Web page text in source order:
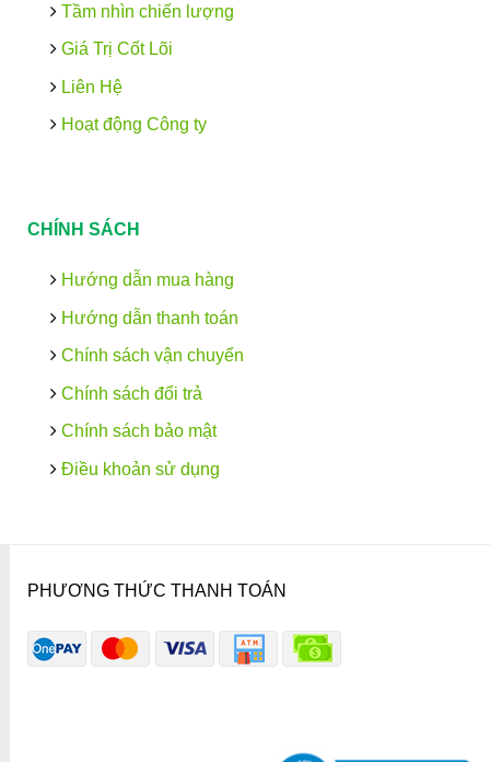
Tầm nhìn chiến lượng
Giá Trị Cốt Lõi
Liên Hệ
Hoạt động Công ty
CHÍNH SÁCH
Hướng dẫn mua hàng
Hướng dẫn thanh toán
Chính sách vận chuyển
Chính sách đổi trả
Chính sách bảo mật
Điều khoản sử dụng
PHƯƠNG THỨC THANH TOÁN